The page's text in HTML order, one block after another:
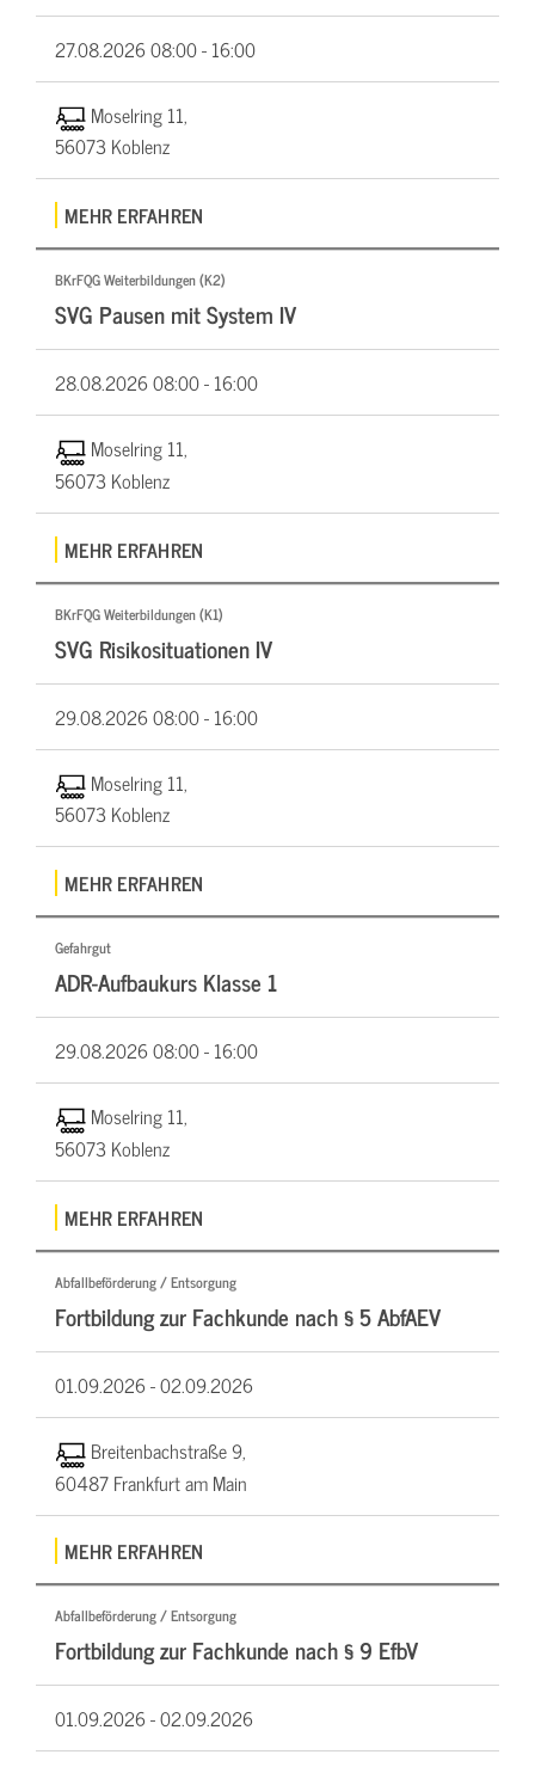
27.08.202608:00 - 16:00
Moselring 11,
56073 Koblenz
MEHR ERFAHREN
BKrFQG Weiterbildungen (K2)
SVG Pausen mit System IV
28.08.202608:00 - 16:00
Moselring 11,
56073 Koblenz
MEHR ERFAHREN
BKrFQG Weiterbildungen (K1)
SVG Risikosituationen IV
29.08.202608:00 - 16:00
Moselring 11,
56073 Koblenz
MEHR ERFAHREN
Gefahrgut
ADR-Aufbaukurs Klasse 1
29.08.202608:00 - 16:00
Moselring 11,
56073 Koblenz
MEHR ERFAHREN
Abfallbeförderung / Entsorgung
Fortbildung zur Fachkunde nach § 5 AbfAEV
01.09.2026 -02.09.2026
Breitenbachstraße 9,
60487 Frankfurt am Main
MEHR ERFAHREN
Abfallbeförderung / Entsorgung
Fortbildung zur Fachkunde nach § 9 EfbV
01.09.2026 -02.09.2026